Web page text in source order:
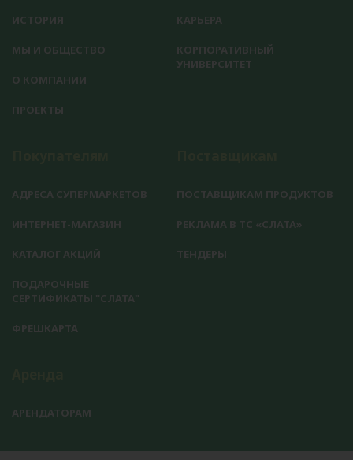
ИСТОРИЯ
МЫ И ОБЩЕСТВО
О КОМПАНИИ
ПРОЕКТЫ
КАРЬЕРА
КОРПОРАТИВНЫЙ
УНИВЕРСИТЕТ
АДРЕСА СУПЕРМАРКЕТОВ
ИНТЕРНЕТ-МАГАЗИН
КАТАЛОГ АКЦИЙ
ПОДАРОЧНЫЕ
СЕРТИФИКАТЫ "СЛАТА"
ФРЕШКАРТА
ПОСТАВЩИКАМ ПРОДУКТОВ
РЕКЛАМА В ТС «СЛАТА»
ТЕНДЕРЫ
АРЕНДАТОРАМ